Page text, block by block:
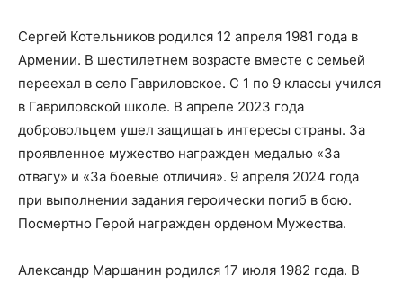
Сергей Котельников родился 12 апреля 1981 года в
Армении. В шестилетнем возрасте вместе с семьей
переехал в село Гавриловское. С 1 по 9 классы учился
в Гавриловской школе. В апреле 2023 года
добровольцем ушел защищать интересы страны. За
проявленное мужество награжден медалью «За
отвагу» и «За боевые отличия». 9 апреля 2024 года
при выполнении задания героически погиб в бою.
Посмертно Герой награжден орденом Мужества.
Александр Маршанин родился 17 июля 1982 года. В